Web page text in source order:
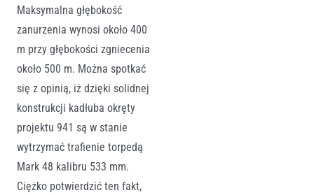
Maksymalna głębokość
zanurzenia wynosi około 400
m przy głębokości zgniecenia
około 500 m. Można spotkać
się z opinią, iż dzięki solidnej
konstrukcji kadłuba okręty
projektu 941 są w stanie
wytrzymać trafienie torpedą
Mark 48 kalibru 533 mm.
Ciężko potwierdzić ten fakt,